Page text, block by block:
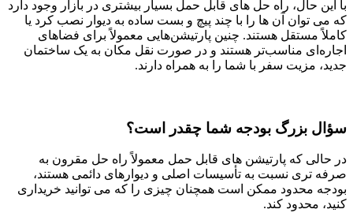
با این حال، راه حل های قابل حمل بسیار بیشتری در بازار وجود دارد
که می توان آن ها را با چند پیچ و بست ساده به دیوار نصب کرد یا
کاملاً مستقل هستند. چنین پارتیشن‌هایی معمولاً برای فضاهای
اجاره‌ای مناسب‌تر هستند و در صورت نقل مکان به یک ساختمان
جدید، مزیت سفر با شما را به همراه دارند.
سؤال بزرگ بودجه شما چقدر است؟
در حالی که پارتیشن های قابل حمل معمولاً راه حل مقرون به
صرفه تری نسبت به تأسیسات اصلی و دیوارهای دائمی هستند،
بودجه محدود ممکن است همچنان چیزی را که می توانید خریداری
کنید، محدود کند.